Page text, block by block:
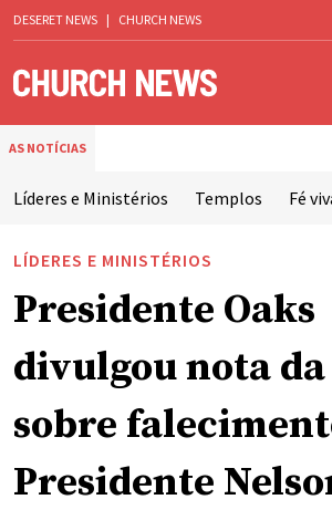
DESERET NEWS | CHURCH NEWS
AS NOTÍCIAS
Líderes e Ministérios Templos Fé
LÍDERES E MINISTÉRIOS
Presidente Oaks
divulgou nota
sobre
Presidente